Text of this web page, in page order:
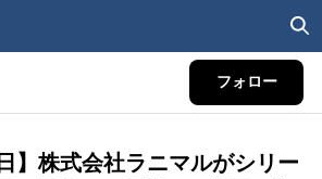
フォロー
日】株式会社ラニマルがシリー